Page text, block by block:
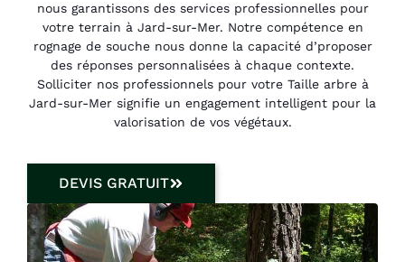
nous garantissons des services professionnelles pour
votre terrain à Jard-sur-Mer. Notre compétence en
rognage de souche nous donne la capacité d’proposer
des réponses personnalisées à chaque contexte.
Solliciter nos professionnels pour votre Taille arbre à
Jard-sur-Mer signifie un engagement intelligent pour la
valorisation de vos végétaux.
DEVIS GRATUIT